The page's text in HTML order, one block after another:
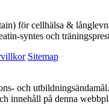
för cellhälsa &
syntes och
Sitemap
och
innehåll på denna